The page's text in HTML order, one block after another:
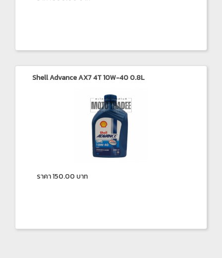
Shell Advance AX7 4T 10W-40 0.8L
ราคา 150.00 บาท